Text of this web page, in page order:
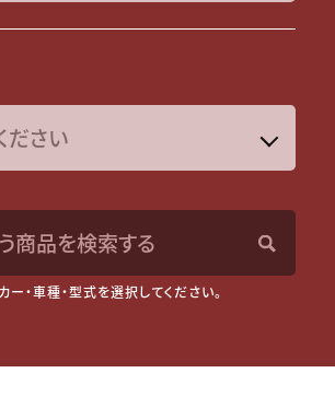
商品を検索する
・車種・型式を選択してください。